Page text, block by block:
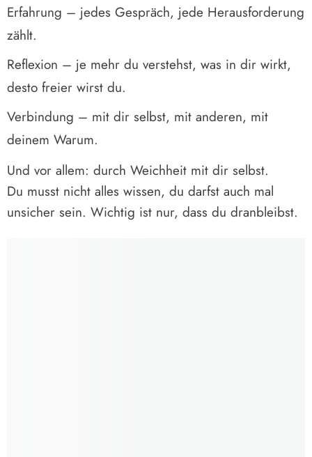
Erfahrung – jedes Gespräch, jede Herausforderung
zählt.
Reflexion – je mehr du verstehst, was in dir wirkt,
desto freier wirst du.
Verbindung – mit dir selbst, mit anderen, mit
deinem Warum.
Und vor allem: durch Weichheit mit dir selbst.
Du musst nicht alles wissen, du darfst auch mal
unsicher sein. Wichtig ist nur, dass du dranbleibst.